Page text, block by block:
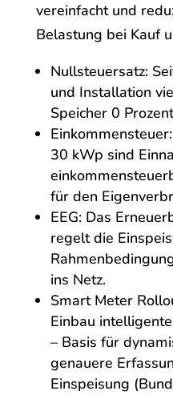
vereinfacht und
Belastung bei Kauf
Nullsteuersatz:
und Installation
Speicher 0
30 kWp sind
für den
EEG: Das
regelt die
ins Netz.
Smart Meter
Einbau
– Basis für
genauere
Einspeisung